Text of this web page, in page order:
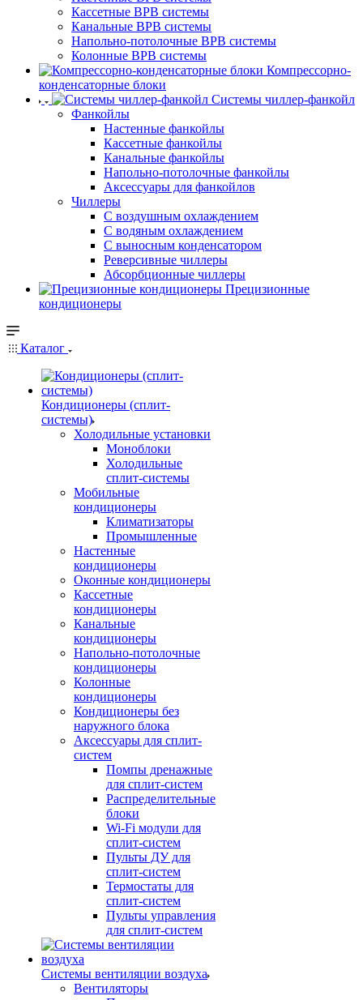
Кассетные ВРВ системы
Канальные ВРВ системы
Напольно-потолочные ВРВ системы
Колонные ВРВ системы
Компрессорно-
конденсаторные блоки
Системы чиллер-фанкойл
Фанкойлы
Настенные фанкойлы
Кассетные фанкойлы
Канальные фанкойлы
Напольно-потолочные фанкойлы
Аксессуары для фанкойлов
Чиллеры
С воздушным охлаждением
С водяным охлаждением
С выносным конденсатором
Реверсивные чиллеры
Абсорбционные чиллеры
Прецизионные
кондиционеры
Каталог
Кондиционеры (сплит-
системы)
Холодильные установки
Моноблоки
Холодильные
сплит-системы
Мобильные
кондиционеры
Климатизаторы
Промышленные
Настенные
кондиционеры
Оконные кондиционеры
Кассетные
кондиционеры
Канальные
кондиционеры
Напольно-потолочные
кондиционеры
Колонные
кондиционеры
Кондиционеры без
наружного блока
Аксессуары для сплит-
систем
Помпы дренажные
для сплит-систем
Распределительные
блоки
Wi-Fi модули для
сплит-систем
Пульты ДУ для
сплит-систем
Термостаты для
сплит-систем
Пульты управления
для сплит-систем
Системы вентиляции воздуха
Вентиляторы